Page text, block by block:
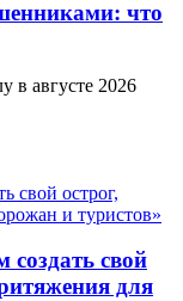
что
в августе 2026
свой
для